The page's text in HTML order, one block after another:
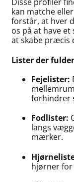
kan matche
forstår, at hver
os på at have
at skabe præcis
Lister der
Fejelister:
forhindrer
Fodlister:
langs
mærker.
hjørner